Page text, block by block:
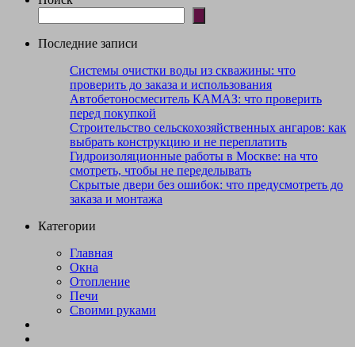
Последние записи
Системы очистки воды из скважины: что
проверить до заказа и использования
Автобетоносмеситель КАМАЗ: что проверить
перед покупкой
Строительство сельскохозяйственных ангаров: как
выбрать конструкцию и не переплатить
Гидроизоляционные работы в Москве: на что
смотреть, чтобы не переделывать
Скрытые двери без ошибок: что предусмотреть до
заказа и монтажа
Категории
Главная
Окна
Отопление
Печи
Своими руками